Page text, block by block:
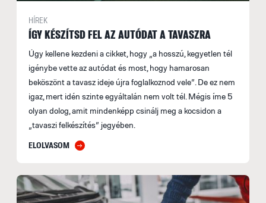
HÍREK
ÍGY KÉSZÍTSD FEL AZ AUTÓDAT A TAVASZRA
Úgy kellene kezdeni a cikket, hogy „a hosszú, kegyetlen tél
igénybe vette az autódat és most, hogy hamarosan
beköszönt a tavasz ideje újra foglalkoznod vele”. De ez nem
igaz, mert idén szinte egyáltalán nem volt tél. Mégis íme 5
olyan dolog, amit mindenképp csinálj meg a kocsidon a
„tavaszi felkészítés” jegyében.
ELOLVASOM